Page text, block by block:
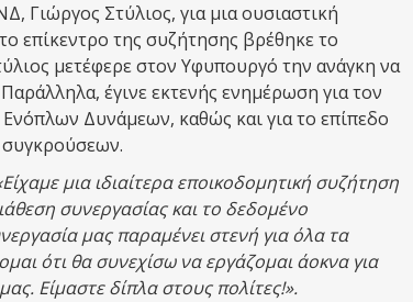
Γιώργος Στύλιος, για μια ουσιαστική
επίκεντρο της συζήτησης βρέθηκε το
μετέφερε στον Υφυπουργό την ανάγκη να
έγινε εκτενής ενημέρωση για τον
Δυνάμεων, καθώς και για το επίπεδο
μια ιδιαίτερα εποικοδομητική συζήτηση
συνεργασίας και το δεδομένο
μας παραμένει στενή για όλα τα
ότι θα συνεχίσω να εργάζομαι άοκνα για
Είμαστε δίπλα στους πολίτες!».